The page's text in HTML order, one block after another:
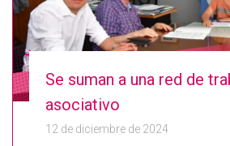
Se suman a una red de
asociativo
12 de diciembre de 2024